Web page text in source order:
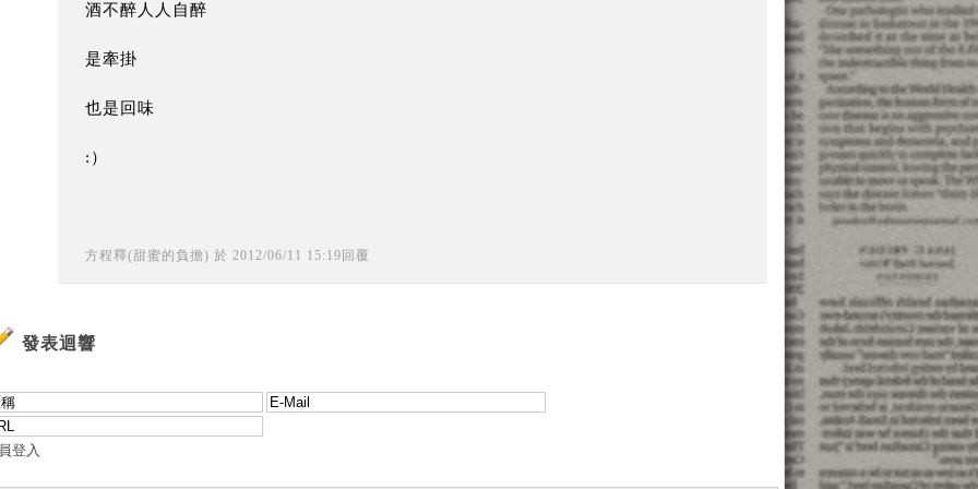
酒不醉人人自醉
是牽掛
也是回味
:）
方程釋(甜蜜的負擔) 於 2012/06/11 15: 19回覆
發表迴響
登入